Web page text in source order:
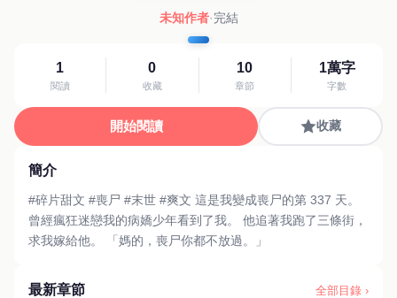
未知作者·完結
1
閱讀
0
收藏
10
章節
1萬字
字數
開始閱讀 收藏
簡介
#碎片甜文 #喪尸 #末世 #爽文 這是我變成喪尸的第 337 天。
曾經瘋狂迷戀我的病嬌少年看到了我。 他追著我跑了三條街，
求我嫁給他。 「媽的，喪尸你都不放過。」
最新章節 全部目錄 ›